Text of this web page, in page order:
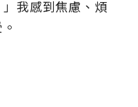
我感到焦慮、煩